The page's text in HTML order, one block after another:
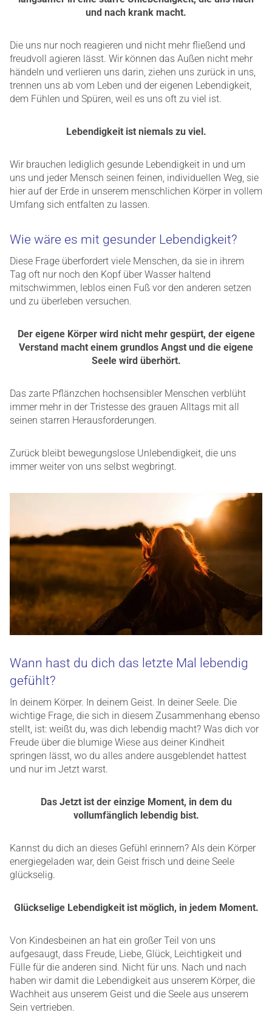
und nach krank macht.
Die uns nur noch reagieren und nicht mehr fließend und
freudvoll agieren lässt. Wir können das Außen nicht mehr
händeln und verlieren uns darin, ziehen uns zurück in uns,
trennen uns ab vom Leben und der eigenen Lebendigkeit,
dem Fühlen und Spüren, weil es uns oft zu viel ist.
Lebendigkeit ist niemals zu viel.
Wir brauchen lediglich gesunde Lebendigkeit in und um
uns und jeder Mensch seinen feinen, individuellen Weg, sie
hier auf der Erde in unserem menschlichen Körper in vollem
Umfang sich entfalten zu lassen.
Wie wäre es mit gesunder Lebendigkeit?
Diese Frage überfordert viele Menschen, da sie in ihrem
Tag oft nur noch den Kopf über Wasser haltend
mitschwimmen, leblos einen Fuß vor den anderen setzen
und zu überleben versuchen.
Der eigene Körper wird nicht mehr gespürt, der eigene
Verstand macht einem grundlos Angst und die eigene
Seele wird überhört.
Das zarte Pflänzchen hochsensibler Menschen verblüht
immer mehr in der Tristesse des grauen Alltags mit all
seinen starren Herausforderungen.
Zurück bleibt bewegungslose Unlebendigkeit, die uns
immer weiter von uns selbst wegbringt.
Wann hast du dich das letzte Mal lebendig
gefühlt?
In deinem Körper. In deinem Geist. In deiner Seele. Die
wichtige Frage, die sich in diesem Zusammenhang ebenso
stellt, ist: weißt du, was dich lebendig macht? Was dich vor
Freude über die blumige Wiese aus deiner Kindheit
springen lässt, wo du alles andere ausgeblendet hattest
und nur im Jetzt warst.
Das Jetzt ist der einzige Moment, in dem du
vollumfänglich lebendig bist.
Kannst du dich an dieses Gefühl erinnern? Als dein Körper
energiegeladen war, dein Geist frisch und deine Seele
glückselig.
Glückselige Lebendigkeit ist möglich, in jedem Moment.
Von Kindesbeinen an hat ein großer Teil von uns
aufgesaugt, dass Freude, Liebe, Glück, Leichtigkeit und
Fülle für die anderen sind. Nicht für uns. Nach und nach
haben wir damit die Lebendigkeit aus unserem Körper, die
Wachheit aus unserem Geist und die Seele aus unserem
Sein vertrieben.